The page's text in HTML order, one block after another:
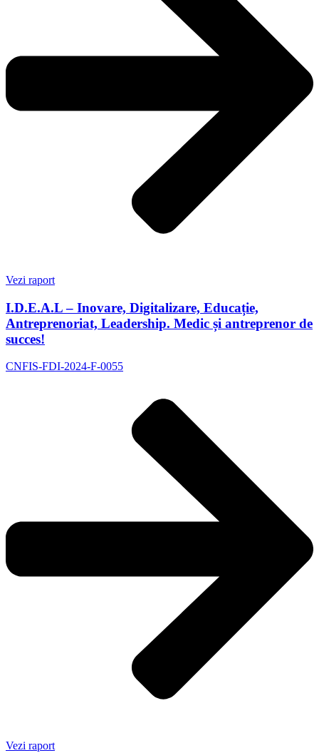
Vezi raport
I.D.E.A.L – Inovare, Digitalizare, Educație,
Antreprenoriat, Leadership. Medic și antreprenor de
succes!
CNFIS-FDI-2024-F-0055
Vezi raport